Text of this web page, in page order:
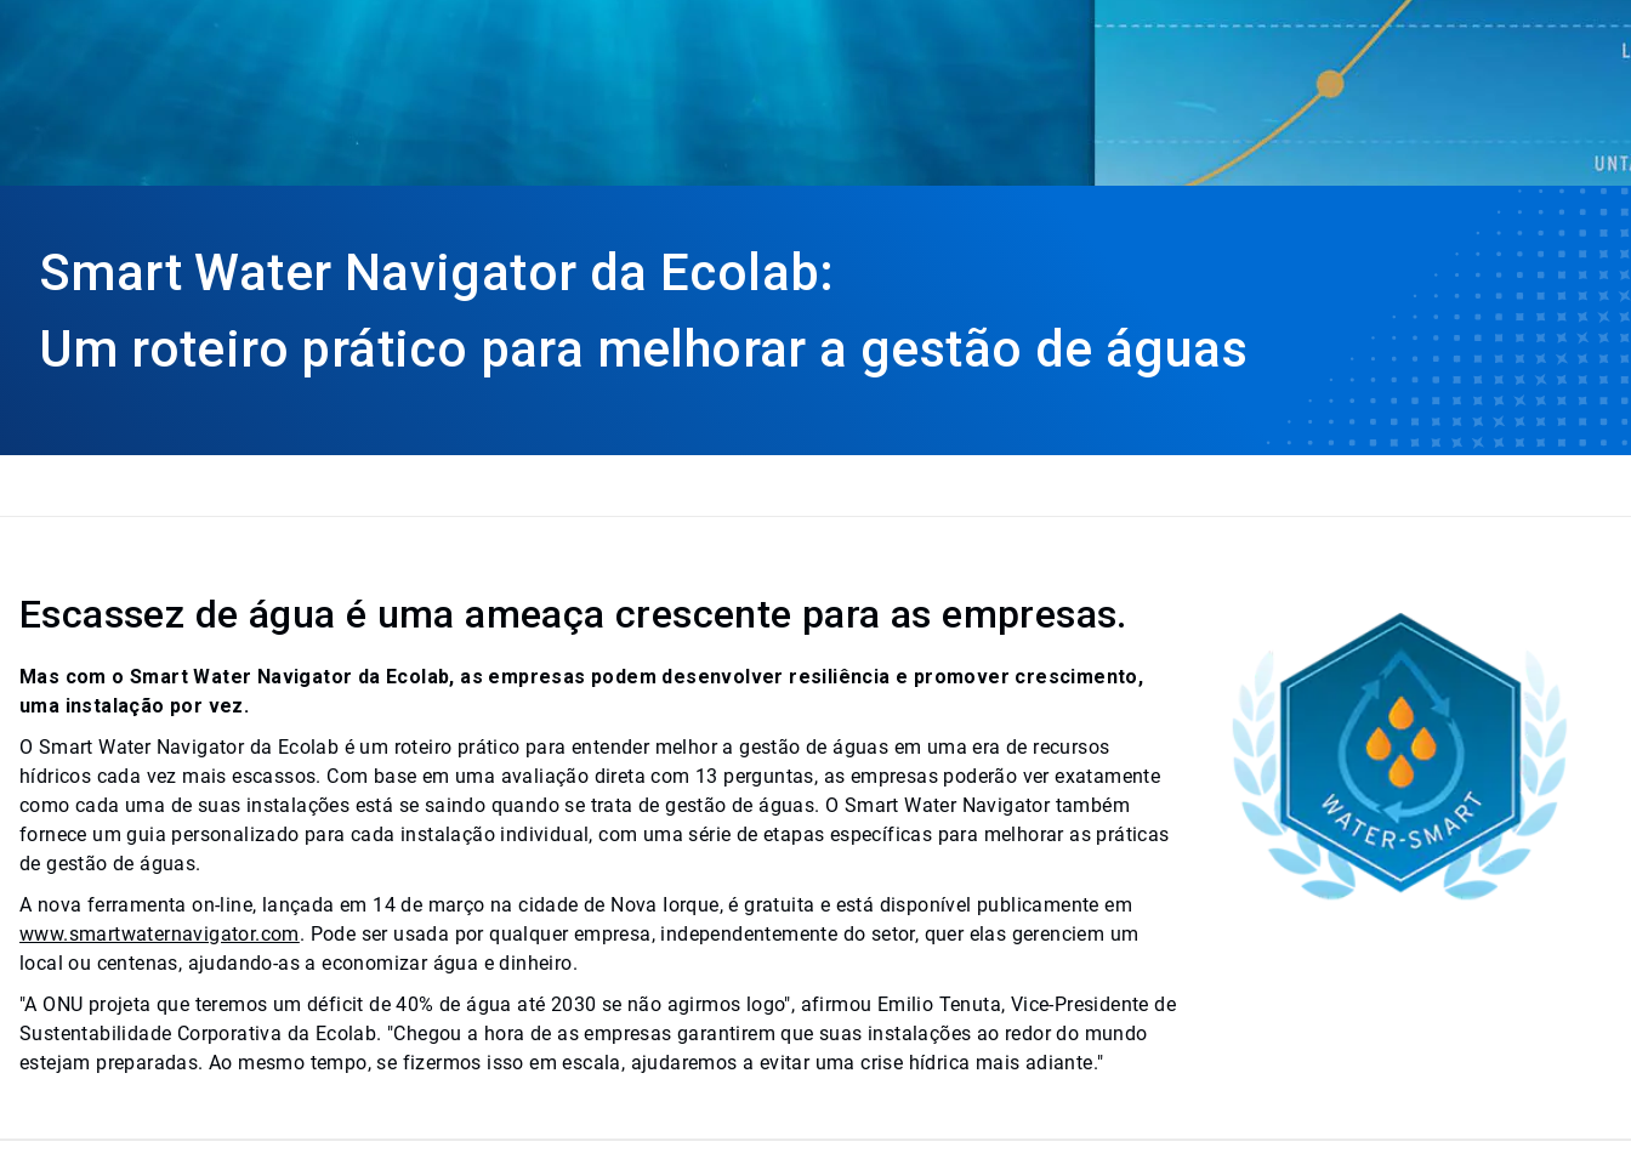
Smart Water Navigator da Ecolab:
Um roteiro prático para melhorar a gestão de águas
Escassez de água é uma ameaça crescente para as empresas.
Mas com o Smart Water Navigator da Ecolab, as empresas podem desenvolver resiliência e promover crescimento,
uma instalação por vez.
O Smart Water Navigator da Ecolab é um roteiro prático para entender melhor a gestão de águas em uma era de recursos
hídricos cada vez mais escassos. Com base em uma avaliação direta com 13 perguntas, as empresas poderão ver exatamente
como cada uma de suas instalações está se saindo quando se trata de gestão de águas. O Smart Water Navigator também
fornece um guia personalizado para cada instalação individual, com uma série de etapas específicas para melhorar as práticas
de gestão de águas.
A nova ferramenta on-line, lançada em 14 de março na cidade de Nova Iorque, é gratuita e está disponível publicamente em
www.smartwaternavigator.com. Pode ser usada por qualquer empresa, independentemente do setor, quer elas gerenciem um
local ou centenas, ajudando-as a economizar água e dinheiro.
"A ONU projeta que teremos um déficit de 40% de água até 2030 se não agirmos logo", afirmou Emilio Tenuta, Vice-Presidente de
Sustentabilidade Corporativa da Ecolab. "Chegou a hora de as empresas garantirem que suas instalações ao redor do mundo
estejam preparadas. Ao mesmo tempo, se fizermos isso em escala, ajudaremos a evitar uma crise hídrica mais adiante."